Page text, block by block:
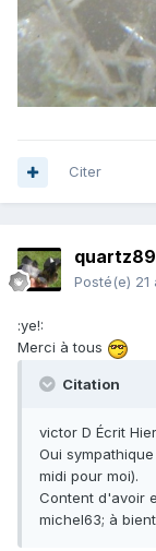
Citer
quartz89
Posté(e) 21
:ye!:
Merci à tous
Citation
victor D Écrit
Oui
midi pour moi).
Content d'avoir
michel63; à